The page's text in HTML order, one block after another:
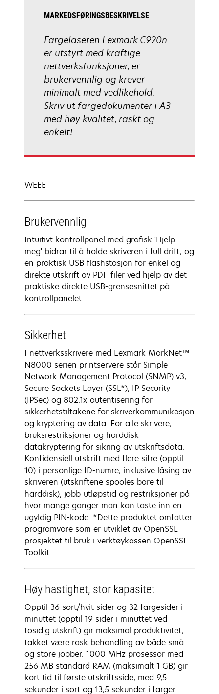
MARKEDSFØRINGSBESKRIVELSE
Fargelaseren Lexmark C920n
er utstyrt med kraftige
nettverksfunksjoner, er
brukervennlig og krever
minimalt med vedlikehold.
Skriv ut fargedokumenter i A3
med høy kvalitet, raskt og
enkelt!
WEEE
Brukervennlig
Intuitivt kontrollpanel med grafisk 'Hjelp
meg' bidrar til å holde skriveren i full drift, og
en praktisk USB flashstasjon for enkel og
direkte utskrift av PDF-filer ved hjelp av det
praktiske direkte USB-grensesnittet på
kontrollpanelet.
Sikkerhet
I nettverksskrivere med Lexmark MarkNet™
N8000 serien printservere står Simple
Network Management Protocol (SNMP) v3,
Secure Sockets Layer (SSL*), IP Security
(IPSec) og 802.1x-autentisering for
sikkerhetstiltakene for skriverkommunikasjon
og kryptering av data. For alle skrivere,
bruksrestriksjoner og harddisk-
datakryptering for sikring av utskriftsdata.
Konfidensiell utskrift med flere sifre (opptil
10) i personlige ID-numre, inklusive låsing av
skriveren (utskriftene spooles bare til
harddisk), jobb-utløpstid og restriksjoner på
hvor mange ganger man kan taste inn en
ugyldig PIN-kode. *Dette produktet omfatter
programvare som er utviklet av OpenSSL-
prosjektet til bruk i verktøykassen OpenSSL
Toolkit.
Høy hastighet, stor kapasitet
Opptil 36 sort/hvit sider og 32 fargesider i
minuttet (opptil 19 sider i minuttet ved
tosidig utskrift) gir maksimal produktivitet,
takket være rask behandling av både små
og store jobber. 1000 MHz prosessor med
256 MB standard RAM (maksimalt 1 GB) gir
kort tid til første utskriftsside, med 9,5
sekunder i sort og 13,5 sekunder i farger.